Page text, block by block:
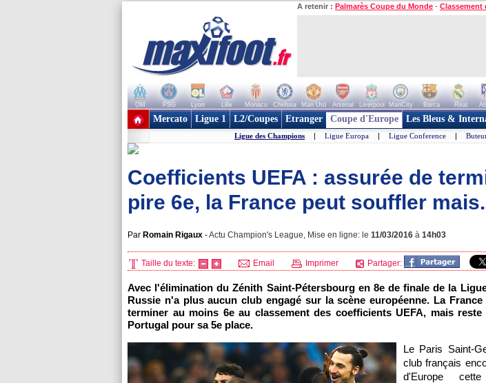
A retenir : Palmarès Coupe du Monde - Classement
OM PSG Lyon Lille Monaco Chelsea Man Utd Arsenal Liverpool ManCity Barca Real
+ de clubs
Mercato Ligue 1 L2/Coupes Etranger Coupe d'Europe Les Bleus &
Ligue des Champions | Ligue Europa | Ligue Conference |
Coefficients UEFA : assurée de
pire 6e, la France peut souffler
Par Romain Rigaux -Actu Champion's League, Mise en ligne: le 11/03/2016 à 14h03
Taille du texte: Email Imprimer Partager:
Avec l'élimination du Zénith Saint-Pétersbourg en 8e de finale de la
Russie n'a plus aucun club engagé sur la scène européenne. La
terminer au moins 6e au classement des coefficients UEFA, mais
Portugal pour sa 5e place.
Le Paris Saint-
club français
d'Europe